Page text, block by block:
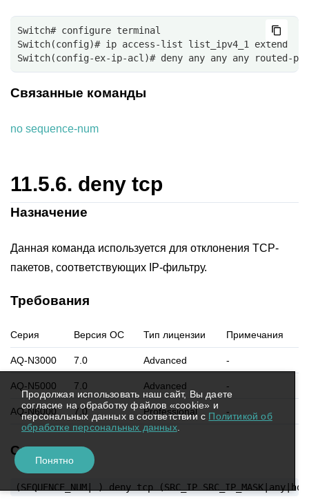
Switch# configure terminal
Switch(config)# ip access-list list_ipv4_1 extend
Switch(config-ex-ip-acl)# deny any any any routed-
Связанные команды
no sequence-num
11.5.6. deny tcp
Назначение
Данная команда используется для отклонения TCP-
пакетов, соответствующих IP-фильтру.
Требования
Серия Версия ОС Тип лицензии Примечания
AQ-N3000 7.0 Advanced -
AQ-N5000 7.0 Advanced -
AQ-N6000 7.0 Professional -
Синтаксис
(SEQUENCE_NUM| ) deny tcp (SRC_IP
Продолжая использовать наш сайт, Вы даете
согласие на обработку файлов «cookie» и
персональных данных в соответствии с Политикой об
обработке персональных данных.
Понятно